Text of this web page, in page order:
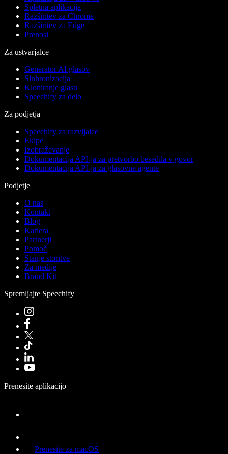
Spletna aplikacija
Razširitev za Chrome
Razširitev za Edge
Prenosi
Za ustvarjalce
Generator AI glasov
Sinhronizacija
Kloniranje glasu
Speechify za delo
Za podjetja
Speechify za razvijalce
Ekipe
Izobraževanje
Dokumentacija API-ja za pretvorbo besedila v govor
Dokumentacija API-ja za glasovne agente
Podjetje
O nas
Kontakt
Blog
Kariera
Partnerji
Pomoč
Stanje storitve
Za medije
Brand Kit
Spremljajte Speechify
Prenesite aplikacijo
Prenesite za macOS